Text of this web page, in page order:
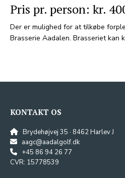
Pris pr. person: kr.
Der er mulighed for at tilkøbe
Brasserie Aadalen. Brasseriet kan
KONTAKT OS
Brydehøjvej 35 · 8462 Harlev J
aagc@aadalgolf.dk
+45 86 94 26 77
CVR: 15778539